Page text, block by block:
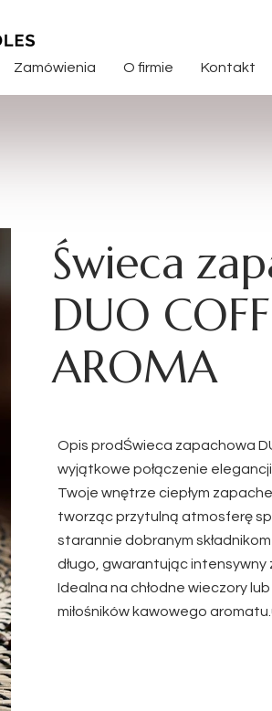
Zamówienia O firmie Kontakt
Świeca
DUO
AROMA
Opis prodŚwieca zapachowa
wyjątkowe połączenie
Twoje wnętrze ciepłym
tworząc przytulną atmosferę
starannie dobranym
długo, gwarantując intensywny
Idealna na chłodne wieczory
miłośników kawowego